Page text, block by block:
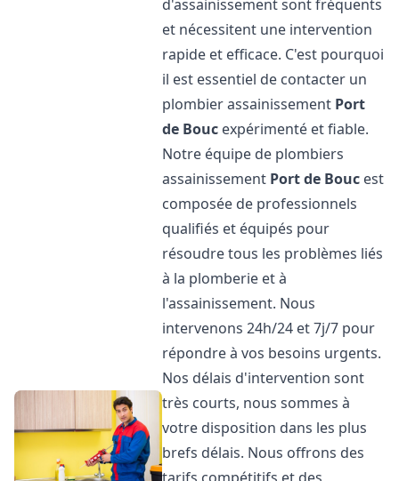
d'assainissement sont fréquents
et nécessitent une intervention
rapide et efficace. C'est pourquoi
il est essentiel de contacter un
plombier assainissement Port
de Bouc expérimenté et fiable.
Notre équipe de plombiers
assainissement Port de Bouc est
composée de professionnels
qualifiés et équipés pour
résoudre tous les problèmes liés
à la plomberie et à
l'assainissement. Nous
intervenons 24h/24 et 7j/7 pour
répondre à vos besoins urgents.
Nos délais d'intervention sont
très courts, nous sommes à
votre disposition dans les plus
brefs délais. Nous offrons des